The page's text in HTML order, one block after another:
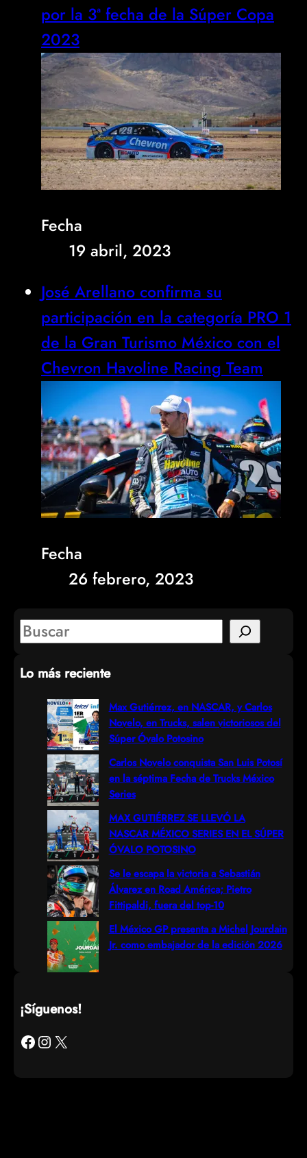
por la 3ª fecha de la Súper Copa
2023
Fecha
19 abril, 2023
José Arellano confirma su
participación en la categoría PRO 1
de la Gran Turismo México con el
Chevron Havoline Racing Team
Fecha
26 febrero, 2023
S
a
Lo más reciente
Max Gutiérrez, en NASCAR, y Carlos
Novelo, en Trucks, salen victoriosos del
Súper Óvalo Potosino
Carlos Novelo conquista San Luis Potosí
en la séptima Fecha de Trucks México
Series
MAX GUTIÉRREZ SE LLEVÓ LA
NASCAR MÉXICO SERIES EN EL SÚPER
ÓVALO POTOSINO
Se le escapa la victoria a Sebastián
Álvarez en Road América; Pietro
Fittipaldi, fuera del top-10
El México GP presenta a Michel Jourdain
Jr. como embajador de la edición 2026
¡Síguenos!
Facebook Instagram X